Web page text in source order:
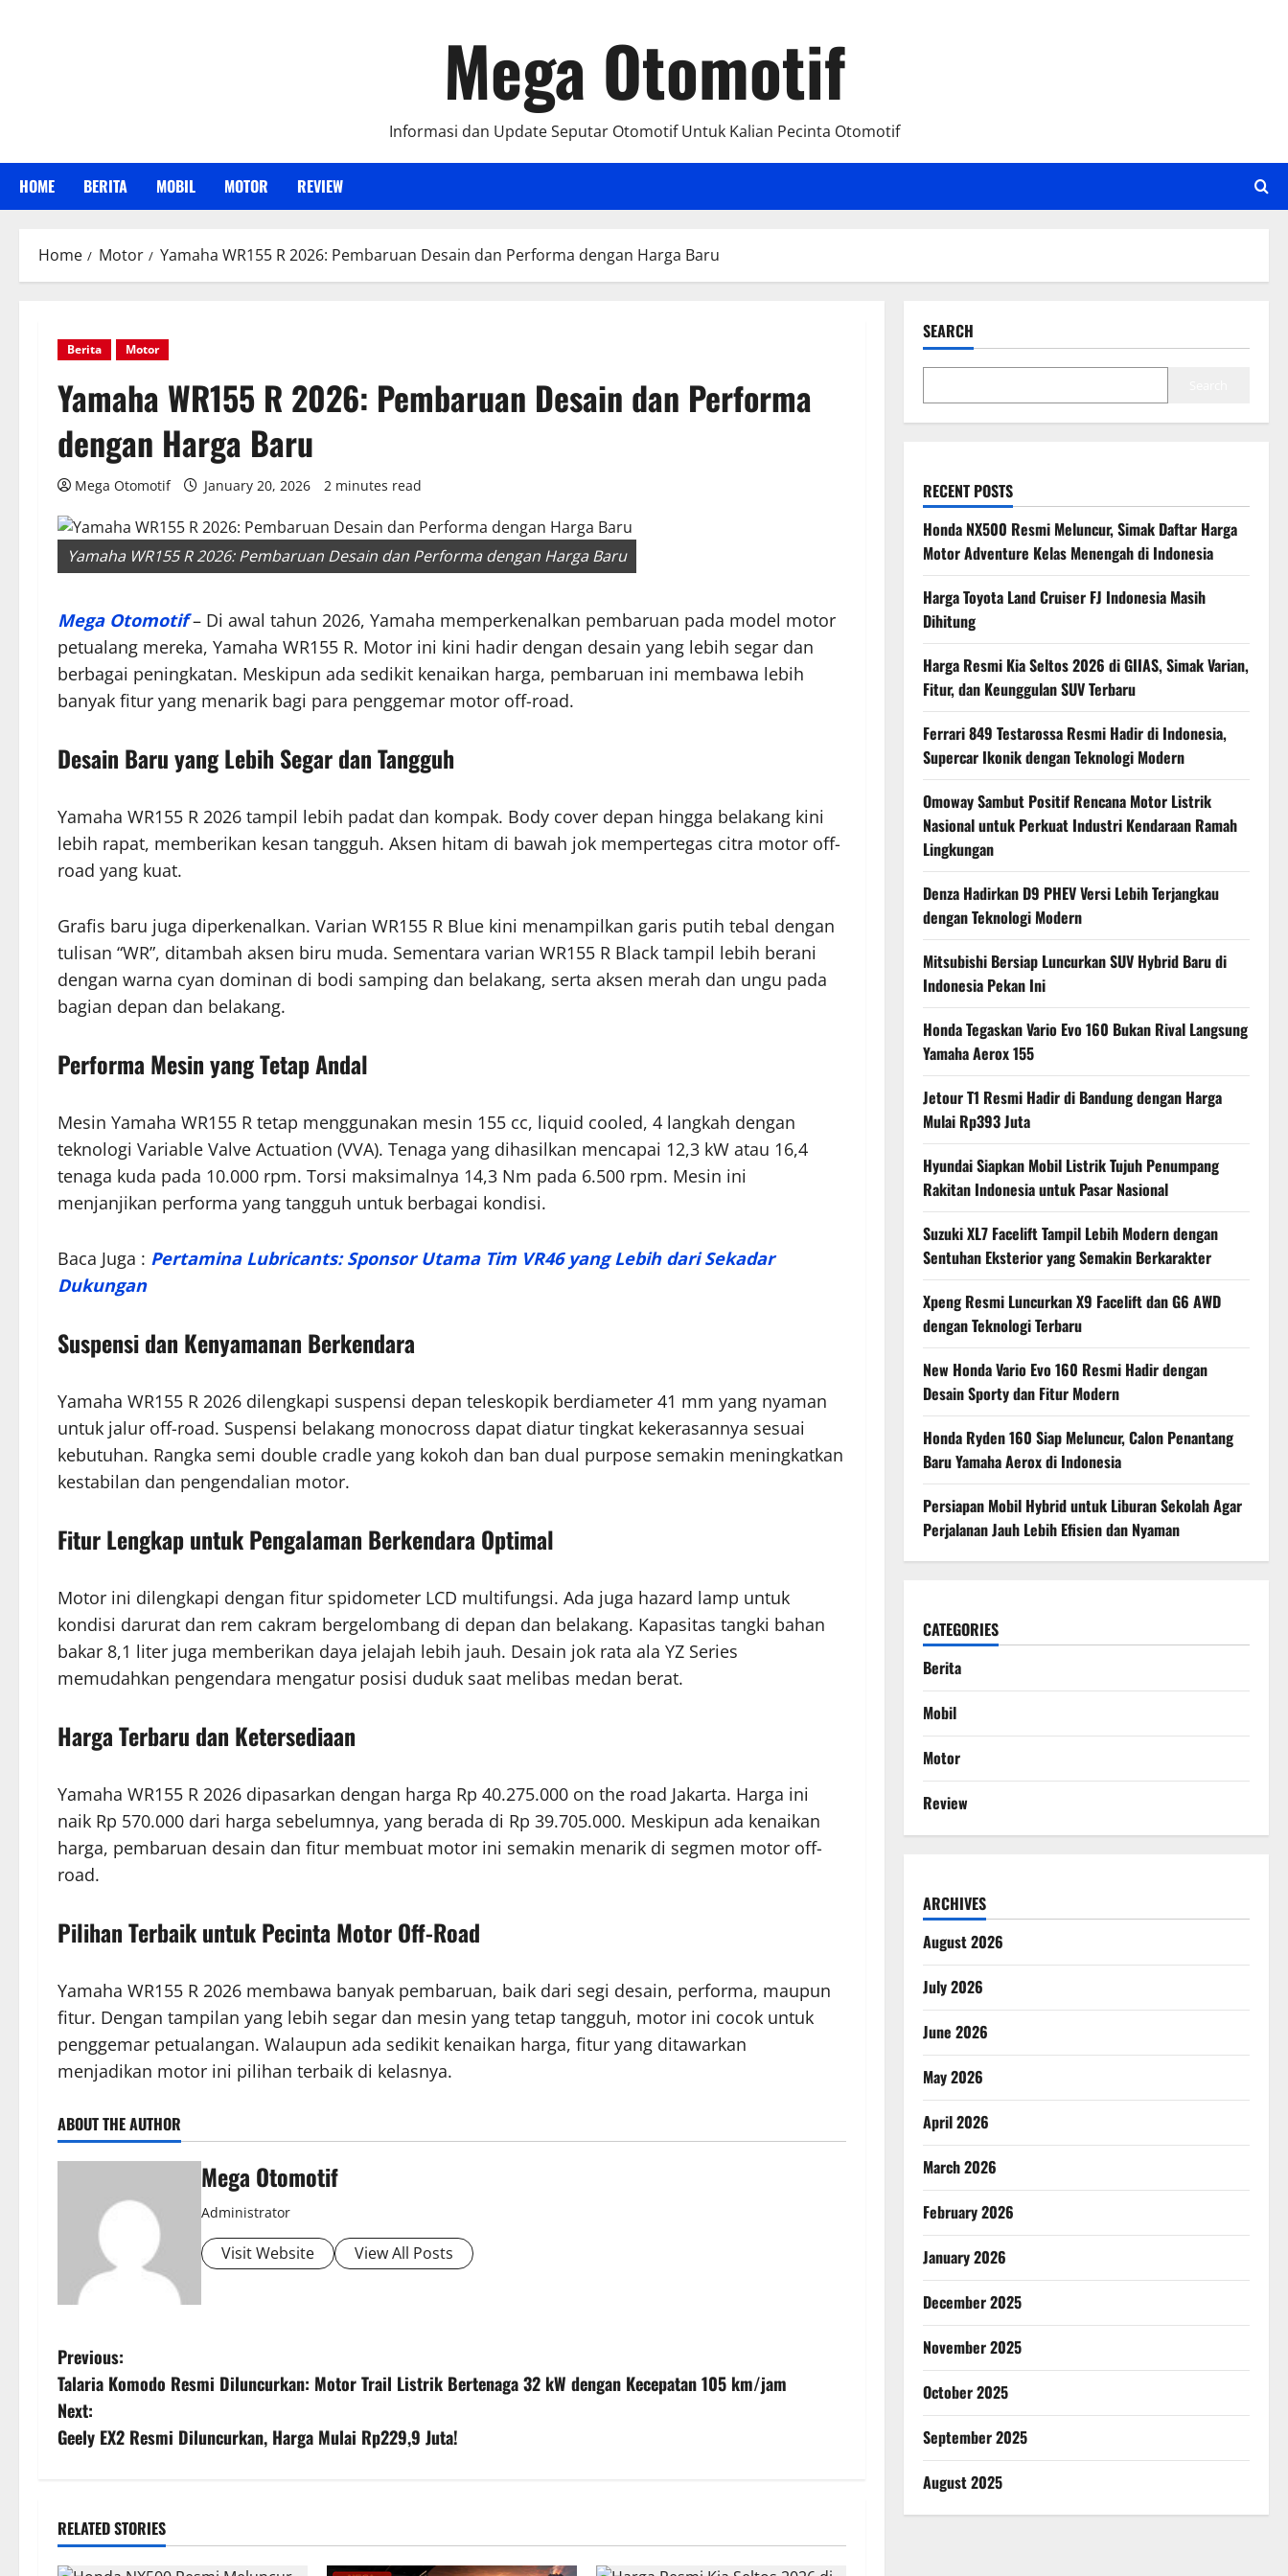
Mega Otomotif
Informasi dan Update Seputar Otomotif Untuk Kalian Pecinta Otomotif
HOME BERITA MOBIL MOTOR REVIEW
Home Motor Yamaha WR155 R 2026: Pembaruan Desain dan Performa dengan Harga Baru
Berita Motor
Yamaha WR155 R 2026: Pembaruan Desain dan Performa
dengan Harga Baru
Mega Otomotif January 20, 2026 2 minutes read
Yamaha WR155 R 2026: Pembaruan Desain dan Performa dengan Harga Baru
Mega Otomotif– Di awal tahun 2026, Yamaha memperkenalkan pembaruan pada model motor
petualang mereka, Yamaha WR155 R. Motor ini kini hadir dengan desain yang lebih segar dan
berbagai peningkatan. Meskipun ada sedikit kenaikan harga, pembaruan ini membawa lebih
banyak fitur yang menarik bagi para penggemar motor off-road.
Desain Baru yang Lebih Segar dan Tangguh
Yamaha WR155 R 2026 tampil lebih padat dan kompak. Body cover depan hingga belakang kini
lebih rapat, memberikan kesan tangguh. Aksen hitam di bawah jok mempertegas citra motor off-
road yang kuat.
Grafis baru juga diperkenalkan. Varian WR155 R Blue kini menampilkan garis putih tebal dengan
tulisan “WR”, ditambah aksen biru muda. Sementara varian WR155 R Black tampil lebih berani
dengan warna cyan dominan di bodi samping dan belakang, serta aksen merah dan ungu pada
bagian depan dan belakang.
Performa Mesin yang Tetap Andal
Mesin Yamaha WR155 R tetap menggunakan mesin 155 cc, liquid cooled, 4 langkah dengan
teknologi Variable Valve Actuation (VVA). Tenaga yang dihasilkan mencapai 12,3 kW atau 16,4
tenaga kuda pada 10.000 rpm. Torsi maksimalnya 14,3 Nm pada 6.500 rpm. Mesin ini
menjanjikan performa yang tangguh untuk berbagai kondisi.
Baca Juga : Pertamina Lubricants: Sponsor Utama Tim VR46 yang Lebih dari Sekadar
Dukungan
Suspensi dan Kenyamanan Berkendara
Yamaha WR155 R 2026 dilengkapi suspensi depan teleskopik berdiameter 41 mm yang nyaman
untuk jalur off-road. Suspensi belakang monocross dapat diatur tingkat kekerasannya sesuai
kebutuhan. Rangka semi double cradle yang kokoh dan ban dual purpose semakin meningkatkan
kestabilan dan pengendalian motor.
Fitur Lengkap untuk Pengalaman Berkendara Optimal
Motor ini dilengkapi dengan fitur spidometer LCD multifungsi. Ada juga hazard lamp untuk
kondisi darurat dan rem cakram bergelombang di depan dan belakang. Kapasitas tangki bahan
bakar 8,1 liter juga memberikan daya jelajah lebih jauh. Desain jok rata ala YZ Series
memudahkan pengendara mengatur posisi duduk saat melibas medan berat.
Harga Terbaru dan Ketersediaan
Yamaha WR155 R 2026 dipasarkan dengan harga Rp 40.275.000 on the road Jakarta. Harga ini
naik Rp 570.000 dari harga sebelumnya, yang berada di Rp 39.705.000. Meskipun ada kenaikan
harga, pembaruan desain dan fitur membuat motor ini semakin menarik di segmen motor off-
road.
Pilihan Terbaik untuk Pecinta Motor Off-Road
Yamaha WR155 R 2026 membawa banyak pembaruan, baik dari segi desain, performa, maupun
fitur. Dengan tampilan yang lebih segar dan mesin yang tetap tangguh, motor ini cocok untuk
penggemar petualangan. Walaupun ada sedikit kenaikan harga, fitur yang ditawarkan
menjadikan motor ini pilihan terbaik di kelasnya.
ABOUT THE AUTHOR
Mega Otomotif
Administrator
Visit Website View All Posts
P
o
s
n
a
Previous:
Talaria Komodo Resmi Diluncurkan: Motor Trail Listrik Bertenaga 32 kW dengan Kecepatan 105 km/jam
Next:
Geely EX2 Resmi Diluncurkan, Harga Mulai Rp229,9 Juta!
RELATED STORIES
SEARCH
RECENT POSTS
Honda NX500 Resmi Meluncur, Simak Daftar Harga
Motor Adventure Kelas Menengah di Indonesia
Harga Toyota Land Cruiser FJ Indonesia Masih
Dihitung
Harga Resmi Kia Seltos 2026 di GIIAS, Simak Varian,
Fitur, dan Keunggulan SUV Terbaru
Ferrari 849 Testarossa Resmi Hadir di Indonesia,
Supercar Ikonik dengan Teknologi Modern
Omoway Sambut Positif Rencana Motor Listrik
Nasional untuk Perkuat Industri Kendaraan Ramah
Lingkungan
Denza Hadirkan D9 PHEV Versi Lebih Terjangkau
dengan Teknologi Modern
Mitsubishi Bersiap Luncurkan SUV Hybrid Baru di
Indonesia Pekan Ini
Honda Tegaskan Vario Evo 160 Bukan Rival Langsung
Yamaha Aerox 155
Jetour T1 Resmi Hadir di Bandung dengan Harga
Mulai Rp393 Juta
Hyundai Siapkan Mobil Listrik Tujuh Penumpang
Rakitan Indonesia untuk Pasar Nasional
Suzuki XL7 Facelift Tampil Lebih Modern dengan
Sentuhan Eksterior yang Semakin Berkarakter
Xpeng Resmi Luncurkan X9 Facelift dan G6 AWD
dengan Teknologi Terbaru
New Honda Vario Evo 160 Resmi Hadir dengan
Desain Sporty dan Fitur Modern
Honda Ryden 160 Siap Meluncur, Calon Penantang
Baru Yamaha Aerox di Indonesia
Persiapan Mobil Hybrid untuk Liburan Sekolah Agar
Perjalanan Jauh Lebih Efisien dan Nyaman
CATEGORIES
Berita
Mobil
Motor
Review
ARCHIVES
August 2026
July 2026
June 2026
May 2026
April 2026
March 2026
February 2026
January 2026
December 2025
November 2025
October 2025
September 2025
August 2025